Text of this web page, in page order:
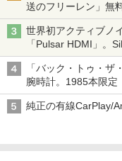
送のフリーレン」無
世界初アクティブノ
「Pulsar HDMI」。
「バック・トゥ・
腕時計。1985本限定
純正の有線CarPlay/